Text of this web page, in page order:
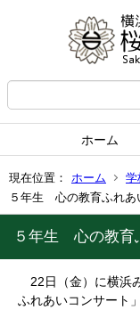
ホーム
現在位置： ホーム 学
５年生 心の教育ふれあ
５年生 心の教育
22日（金）に横浜
ふれあいコンサート